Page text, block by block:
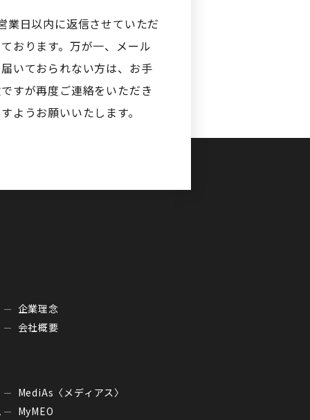
業日以内に返信させていただ
おります。万が一、メール
いておられない方は、お手
すが再度ご連絡をいただき
ようお願いいたします。
企業理念
会社概要
MediAs〈メディアス〉
MyMEO